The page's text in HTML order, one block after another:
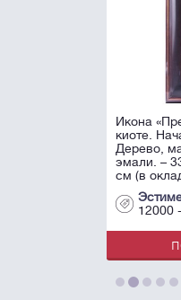
Икона
киоте.
Дерево,
эмали. –
см (в окладе).
Эстимейт:
12000 -